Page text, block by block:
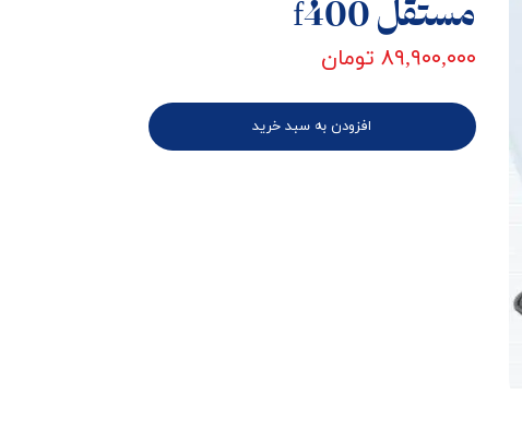
مستقل f400
۸۹,۹۰۰,۰۰۰ تومان
افزودن به سبد خرید